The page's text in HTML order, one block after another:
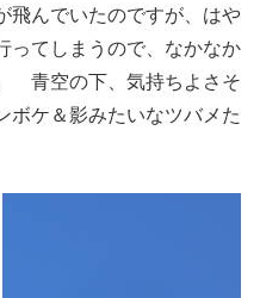
飛んでいたのですが、はや
ってしまうので、なかなか
青空の下、気持ちよさそ
ボケ＆影みたいなツバメた